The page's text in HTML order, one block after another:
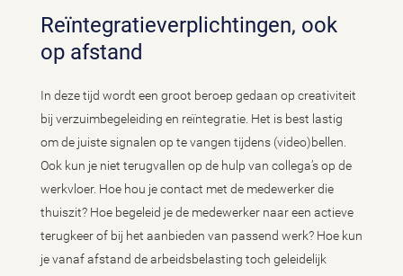
Reïntegratieverplichtingen, ook
op afstand
In deze tijd wordt een groot beroep gedaan op creativiteit
bij verzuimbegeleiding en reïntegratie. Het is best lastig
om de juiste signalen op te vangen tijdens (video)bellen.
Ook kun je niet terugvallen op de hulp van collega’s op de
werkvloer. Hoe hou je contact met de medewerker die
thuiszit? Hoe begeleid je de medewerker naar een actieve
terugkeer of bij het aanbieden van passend werk? Hoe kun
je vanaf afstand de arbeidsbelasting toch geleidelijk